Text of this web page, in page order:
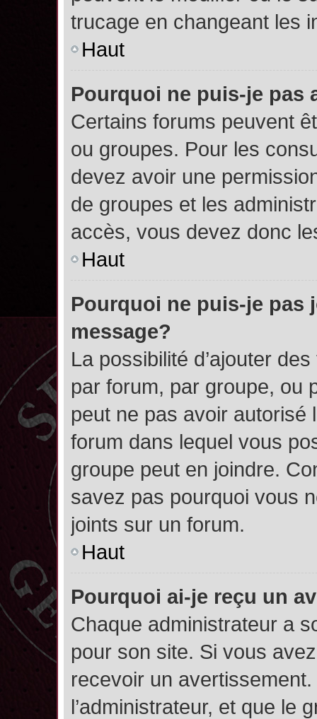
trucage en changeant les
Haut
Pourquoi ne puis-je pas
Certains forums peuvent
ou groupes. Pour les
devez avoir une
de groupes et les
accès, vous devez donc
Haut
Pourquoi ne puis-je pas
message?
La possibilité d’ajouter
par forum, par groupe, ou
peut ne pas avoir autorisé
forum dans lequel vous
groupe peut en joindre.
savez pas pourquoi vous
joints sur un forum.
Haut
Pourquoi ai-je reçu un
Chaque administrateur a
pour son site. Si vous
recevoir un
l’administrateur, et que le